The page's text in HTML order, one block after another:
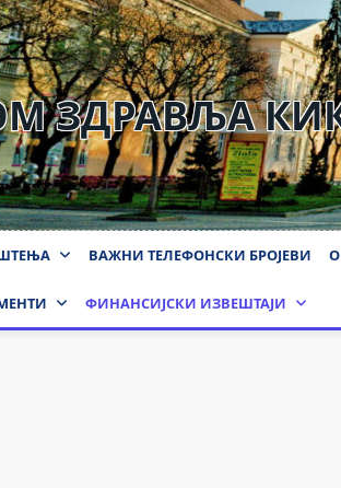
ЗДРАВЉА
ВАЖНИ ТЕЛЕФОНСКИ БРОЈЕВИ
ФИНАНСИЈСКИ ИЗВЕШТАЈИ